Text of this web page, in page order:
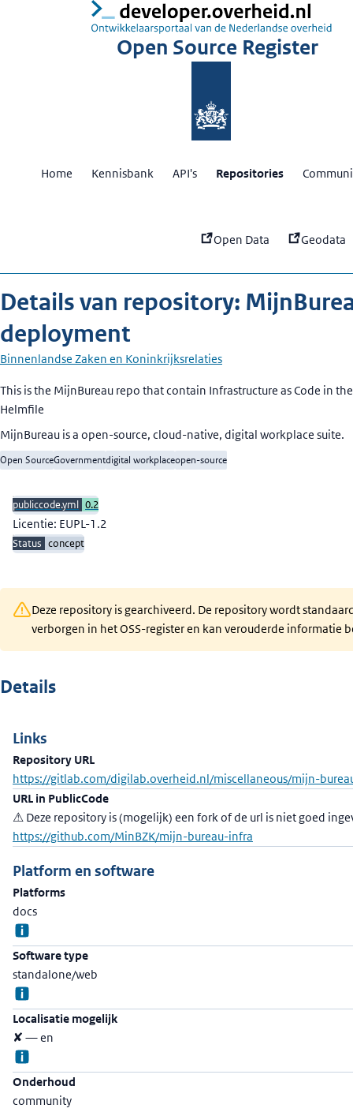
Open Source Register:
Home Kennisbank API's Repositories
Open Data Geodata
Details van repository:
deployment
Binnenlandse Zaken en Koninkrijksrelaties
Beschrijving
This is the MijnBureau repo that contain Infrastructure as Code in
Helmfile
MijnBureau is a open-source, cloud-native, digital workplace suite.
Open SourceGovernmentdigital workplaceopen-source
publiccode.yml 0.2
Licentie: EUPL-1.2
Status concept
Deze repository is gearchiveerd. De repository wordt
verborgen in het OSS-register en kan verouderde informatie
Details
Links
Repository URL
https://gitlab.com/digilab.overheid.nl/miscellaneous/mijn-
URL in PublicCode
⚠ Deze repository is (mogelijk) een fork of de url is niet goed
https://github.com/MinBZK/mijn-bureau-infra
Platform en software
Platforms
docs
Software type
standalone/web
Localisatie mogelijk
✘ — en
Onderhoud
community